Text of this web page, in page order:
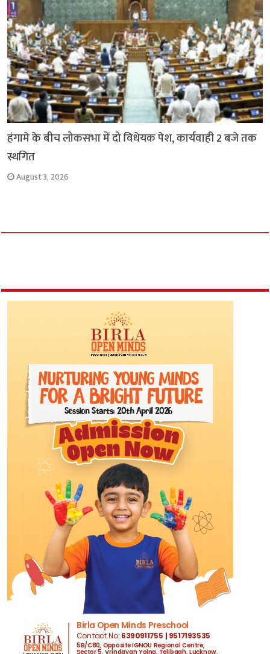
हंगामे के बीच लोकसभा में दो विधेयक पेश, कार्यवाही 2 बजे तक
स्थगित
August 3, 2026